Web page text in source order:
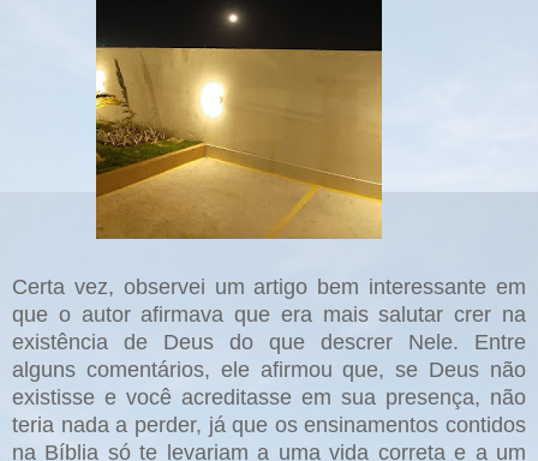
Certa vez, observei um artigo bem interessante em
que o autor afirmava que era mais salutar crer na
existência de Deus do que descrer Nele. Entre
alguns comentários, ele afirmou que, se Deus não
existisse e você acreditasse em sua presença, não
teria nada a perder, já que os ensinamentos contidos
na Bíblia só te levariam a uma vida correta e a um